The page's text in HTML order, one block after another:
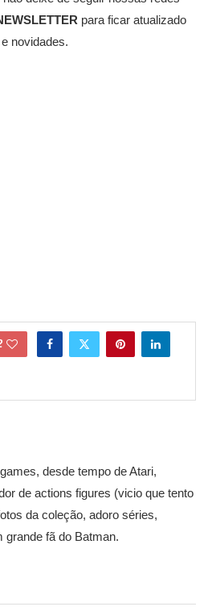
para ficar atualizado
novidades.
desde tempo de Atari,
de actions figures (vicio que tento
da coleção, adoro séries,
grande fã do Batman.